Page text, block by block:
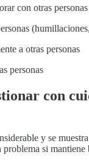
con otras personas
a otras personas
personas
con
y se
problema si mantiene